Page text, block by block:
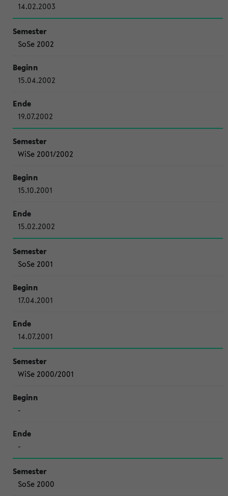
14.02.2003
SoSe 2002
15.04.2002
19.07.2002
WiSe 2001/2002
15.10.2001
15.02.2002
SoSe 2001
17.04.2001
14.07.2001
WiSe 2000/2001
-
-
SoSe 2000